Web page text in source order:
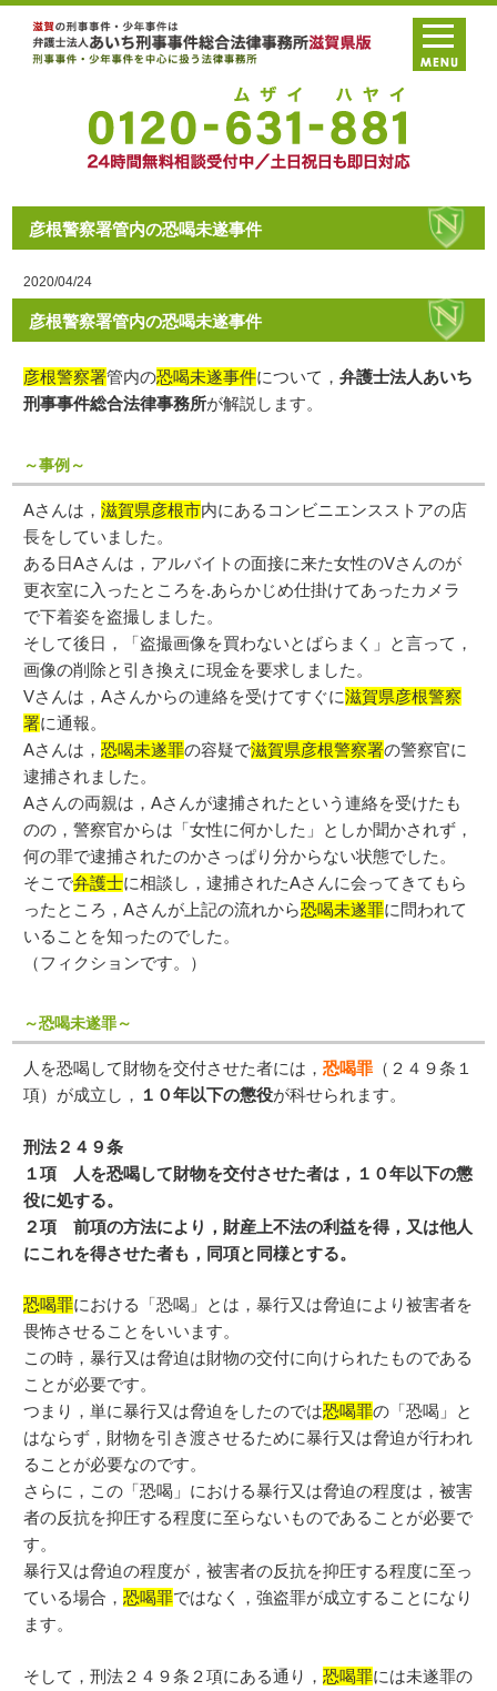
彦根警察署管内の恐喝未遂事件
2020/04/24
彦根警察署管内の恐喝未遂事件
彦根警察署管内の恐喝未遂事件について，弁護士法人あいち
刑事事件総合法律事務所が解説します。
～事例～
Aさんは，滋賀県彦根市内にあるコンビニエンスストアの店
長をしていました。
ある日Aさんは，アルバイトの面接に来た女性のVさんのが
更衣室に入ったところを.あらかじめ仕掛けてあったカメラ
で下着姿を盗撮しました。
そして後日，「盗撮画像を買わないとばらまく」と言って，
画像の削除と引き換えに現金を要求しました。
Vさんは，Aさんからの連絡を受けてすぐに滋賀県彦根警察
署に通報。
Aさんは，恐喝未遂罪の容疑で滋賀県彦根警察署の警察官に
逮捕されました。
Aさんの両親は，Aさんが逮捕されたという連絡を受けたも
のの，警察官からは「女性に何かした」としか聞かされず，
何の罪で逮捕されたのかさっぱり分からない状態でした。
そこで弁護士に相談し，逮捕されたAさんに会ってきてもら
ったところ，Aさんが上記の流れから恐喝未遂罪に問われて
いることを知ったのでした。
（フィクションです。）
～恐喝未遂罪～
人を恐喝して財物を交付させた者には，恐喝罪 （２４９条１
項）が成立し， １０年以下の懲役が科せられます。
刑法２４９条
１項 人を恐喝して財物を交付させた者は，１０年以下の懲
役に処する。
２項 前項の方法により，財産上不法の利益を得，又は他人
にこれを得させた者も，同項と同様とする。
恐喝罪における「恐喝」とは，暴行又は脅迫により被害者を
畏怖させることをいいます。
この時，暴行又は脅迫は財物の交付に向けられたものである
ことが必要です。
つまり，単に暴行又は脅迫をしたのでは恐喝罪の「恐喝」と
はならず，財物を引き渡させるために暴行又は脅迫が行われ
ることが必要なのです。
さらに，この「恐喝」における暴行又は脅迫の程度は，被害
者の反抗を抑圧する程度に至らないものであることが必要で
す。
暴行又は脅迫の程度が，被害者の反抗を抑圧する程度に至っ
ている場合，恐喝罪ではなく，強盗罪が成立することになり
ます。
そして，刑法２４９条２項にある通り，恐喝罪には未遂罪の